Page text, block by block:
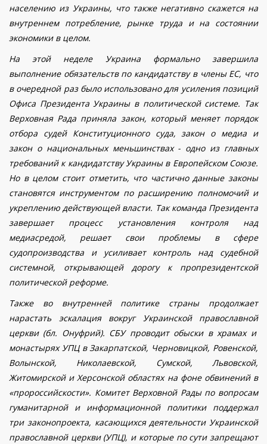
населению из Украины, что также негативно скажется на
внутреннем потребление, рынке труда и на состоянии
экономики в целом.
На этой неделе Украина формально завершила
выполнение обязательств по кандидатству в члены ЕС, что
в очередной раз было использовано для усиления позиций
Офиса Президента Украины в политической системе. Так
Верховная Рада приняла закон, который меняет порядок
отбора судей Конституционного суда, закон о медиа и
закон о национальных меньшинствах - одно из главных
требований к кандидатству Украины в Европейском Союзе.
Но в целом стоит отметить, что частично данные законы
становятся инструментом по расширению полномочий и
укреплению действующей власти. Так команда Президента
завершает процесс установления контроля над
медиасредой, решает свои проблемы в сфере
судопроизводства и усиливает контроль над судебной
системной, открывающей дорогу к пропрезидентской
политической реформе.
Также во внутренней политике страны продолжает
нарастать эскалация вокругУкраинскойправославной
церкви (бл. Онуфрий). СБУ проводит обыски в храмах и
монастырях УПЦ в Закарпатской, Черновицкой, Ровенской,
Волынской, Николаевской, Сумской, Львовской,
Житомирской и Херсонской областяхна фоне обвинений в
«пророссийскости». Комитет Верховной Рады по вопросам
гуманитарной и информационной политики поддержал
три законопроекта, касающихся деятельности Украинской
православной церкви (УПЦ), и которые по сути запрещают